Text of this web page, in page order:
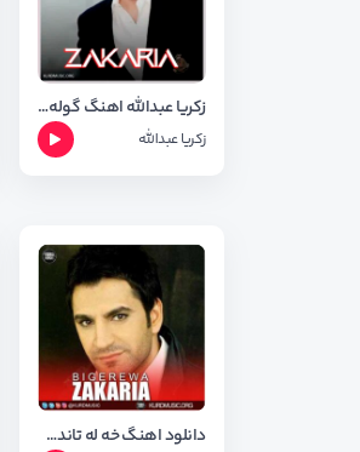
زکریا عبدالله اهنگ گوله با کیفیت ۳۲۰
زکریا عبدالله
دانلود اهنگ خه له تاندت ئه م دله از زکریا عبدالله همراه با شعر اهنگ